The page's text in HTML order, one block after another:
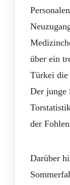
über ein
Türkei die
Der junge
der
Darüber